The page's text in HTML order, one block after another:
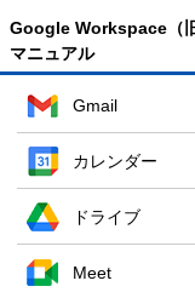
Google Workspace（
マニュアル
Gmail
カレンダー
ドライブ
Meet